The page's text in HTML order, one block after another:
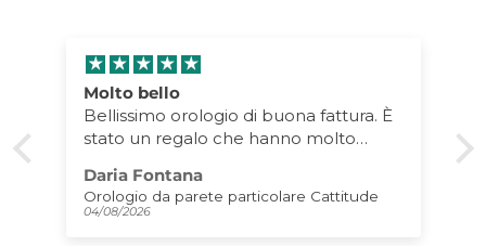
Molto bello
Bellissimo orologio di buona fattura. È
stato un regalo che hanno molto
Daria Fontana
Orologio da parete particolare Cattitude
04/08/2026